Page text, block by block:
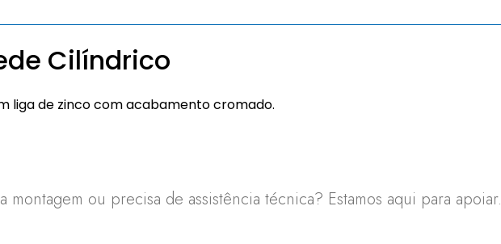
Cilíndrico
liga de zinco com acabamento cromado.
montagem ou precisa de assistência técnica? Estamos aqui para apoiar.